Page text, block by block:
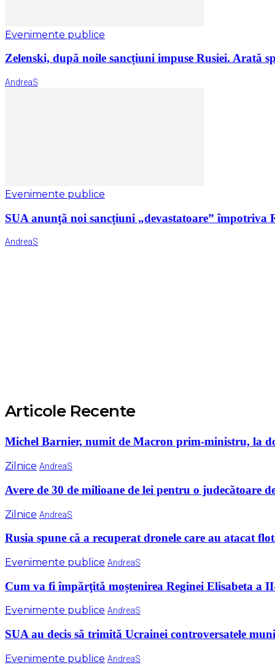
Evenimente publice
Zelenski, după noile sancțiuni impuse Rusiei. Arată
AndreaS
Evenimente publice
SUA anunță noi sancțiuni „devastatoare” împotriva
AndreaS
Articole Recente
Michel Barnier, numit de Macron prim-ministru, la
Zilnice AndreaS
Avere de 30 de milioane de lei pentru o judecătoare
Zilnice AndreaS
Rusia spune că a recuperat dronele care au atacat
Evenimente publice AndreaS
Cum va fi împărţită moștenirea Reginei Elisabeta a
Evenimente publice AndreaS
SUA au decis să trimită Ucrainei controversatele
Evenimente publice AndreaS